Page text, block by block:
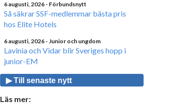
6 augusti, 2026 - Förbundsnytt
Så säkrar SSF-medlemmar bästa pris
hos Elite Hotels
6 augusti, 2026 - Junior och ungdom
Lavinia och Vidar blir Sveriges hopp i
junior-EM
▶ Till senaste nytt
Läs mer: